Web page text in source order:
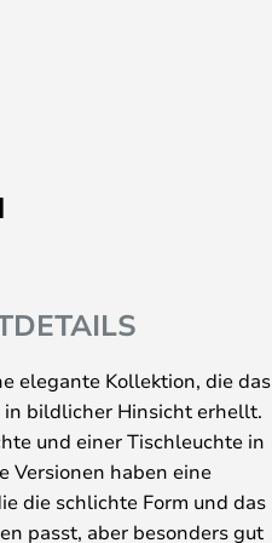
elegante Kollektion, die das
in bildlicher Hinsicht erhellt.
und einer Tischleuchte in
Versionen haben eine
die schlichte Form und das
passt, aber besonders gut